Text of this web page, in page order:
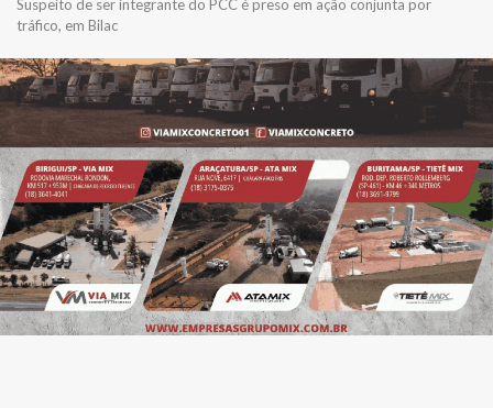
Suspeito de ser integrante do PCC é preso em ação conjunta por
tráfico, em Bilac